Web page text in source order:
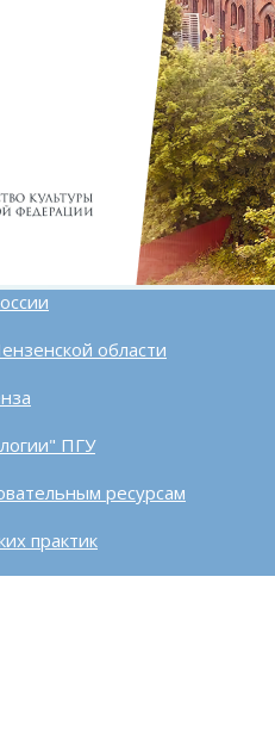
области
ПГУ
ресурсам
практик